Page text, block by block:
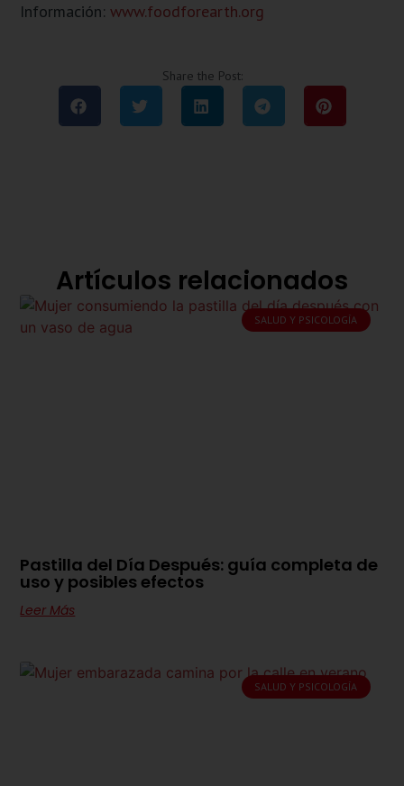
Información:www.foodforearth.org
Share the Post:
Artículos relacionados
SALUD Y PSICOLOGÍA
Pastilla del Día Después: guía completa de
uso y posibles efectos
Leer Más
SALUD Y PSICOLOGÍA